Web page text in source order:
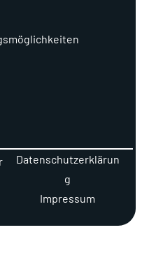
Datenschutzerklärun
g
Impressum